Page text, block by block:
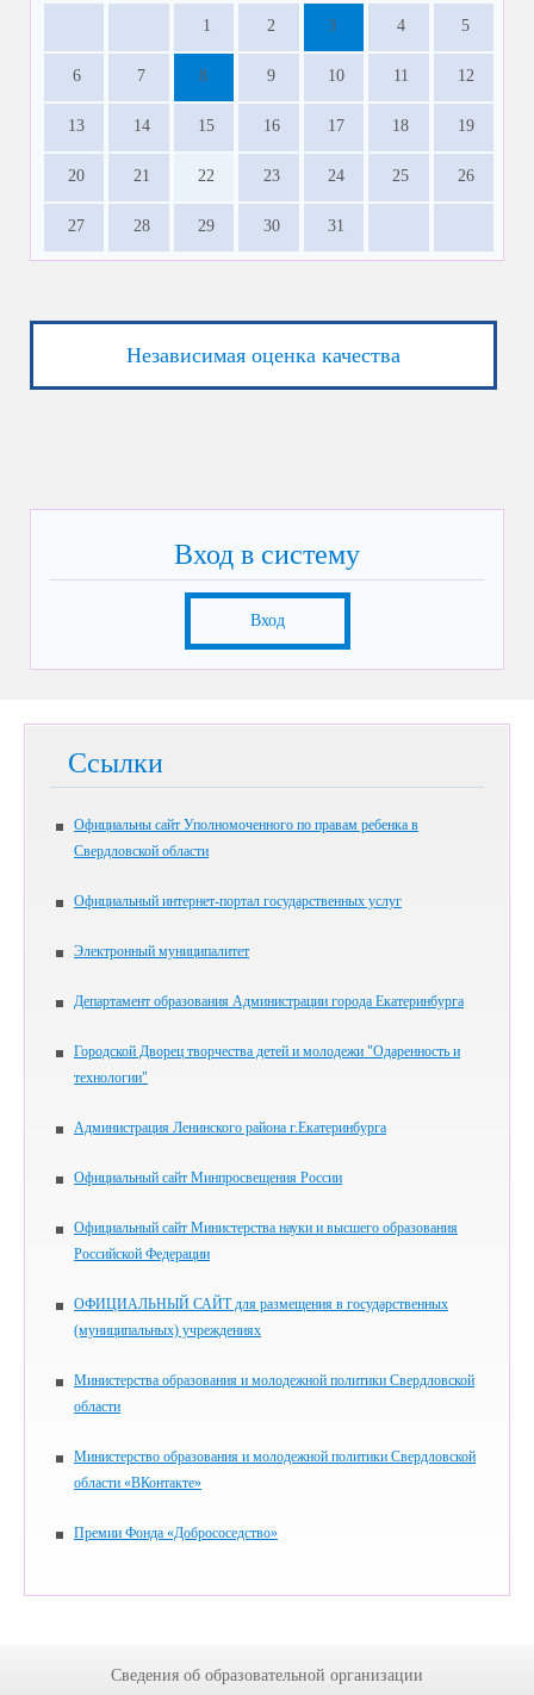
1 2 3 4 5
6 7 8 9 10 11 12
13 14 15 16 17 18 19
20 21 22 23 24 25 26
27 28 29 30 31
Независимая оценка качества
Вход в систему
Вход
Ссылки
Официальны сайт Уполномоченного по правам ребенка в
Свердловской области
Официальный интернет-портал государственных услуг
Электронный муниципалитет
Департамент образования Администрации города Екатеринбурга
Городской Дворец творчества детей и молодежи "Одаренность и
технологии"
Администрация Ленинского района г.Екатеринбурга
Официальный сайт Минпросвещения России
Официальный сайт Министерства науки и высшего образования
Российской Федерации
ОФИЦИАЛЬНЫЙ САЙТ для размещения в государственных
(муниципальных) учреждениях
Министерства образования и молодежной политики Свердловской
области
Министерство образования и молодежной политики Свердловской
области «ВКонтакте»
Премии Фонда «Добрососедство»
Сведения об образовательной организации